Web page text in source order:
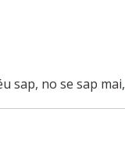
sap, no se sap mai,